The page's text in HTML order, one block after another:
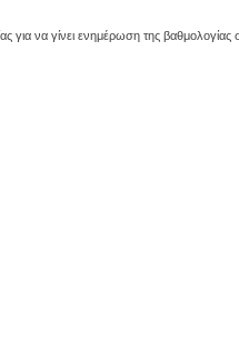
να γίνει ενημέρωση της βαθμολογίας